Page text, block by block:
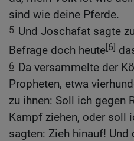
sind wie deine Pferde.
5 Und Joschafat sagte
Befrage doch heute[6]
6 Da versammelte der
Propheten, etwa
zu ihnen: Soll ich gegen
Kampf ziehen, oder soll
sagten: Zieh hinauf!